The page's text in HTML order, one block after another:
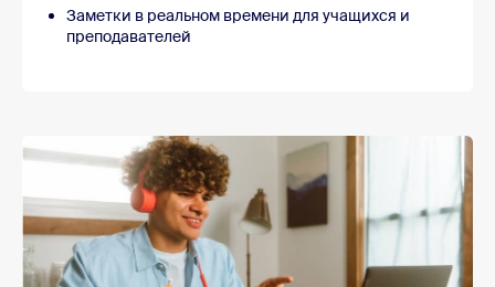
Заметки в реальном времени для учащихся и
преподавателей